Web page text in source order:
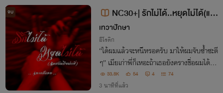
จบ
NC30+| รักไม่ได้..หยุดไม่ได้(แอ
บรักเมียเก่าพี่) | มีE-book
เทวาปักษา
อีโรติก
“ได้ผมแล้วจะหนีหรอครับ มาให้ผมจับซ้ำซะดี
ๆ” เมียเก่าพี่ก็เหอะถ้าเธอยังครางชื่อผมได้ ผ
มก็จะเอาให้สุด ถ้าผมลบทุกสัมผัสของพี่ออก
ไปจากร่างคุณ ได้คุณจะยอมเป็นของผมไหม
33.8K 54 4 74
3 นาทีที่แล้ว